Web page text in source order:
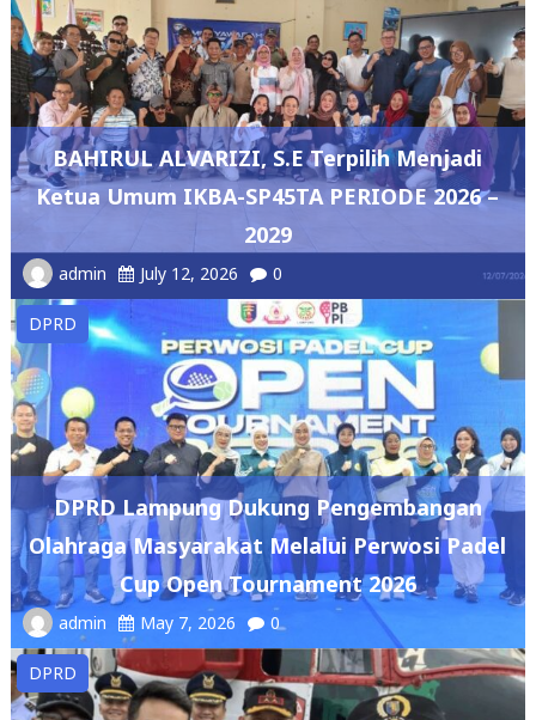
BAHIRUL ALVARIZI, S.E Terpilih Menjadi
Ketua Umum IKBA-SP45TA PERIODE 2026 –
2029
admin July 12, 2026 0
DPRD
DPRD Lampung Dukung Pengembangan
Olahraga Masyarakat Melalui Perwosi Padel
Cup Open Tournament 2026
admin May 7, 2026 0
DPRD